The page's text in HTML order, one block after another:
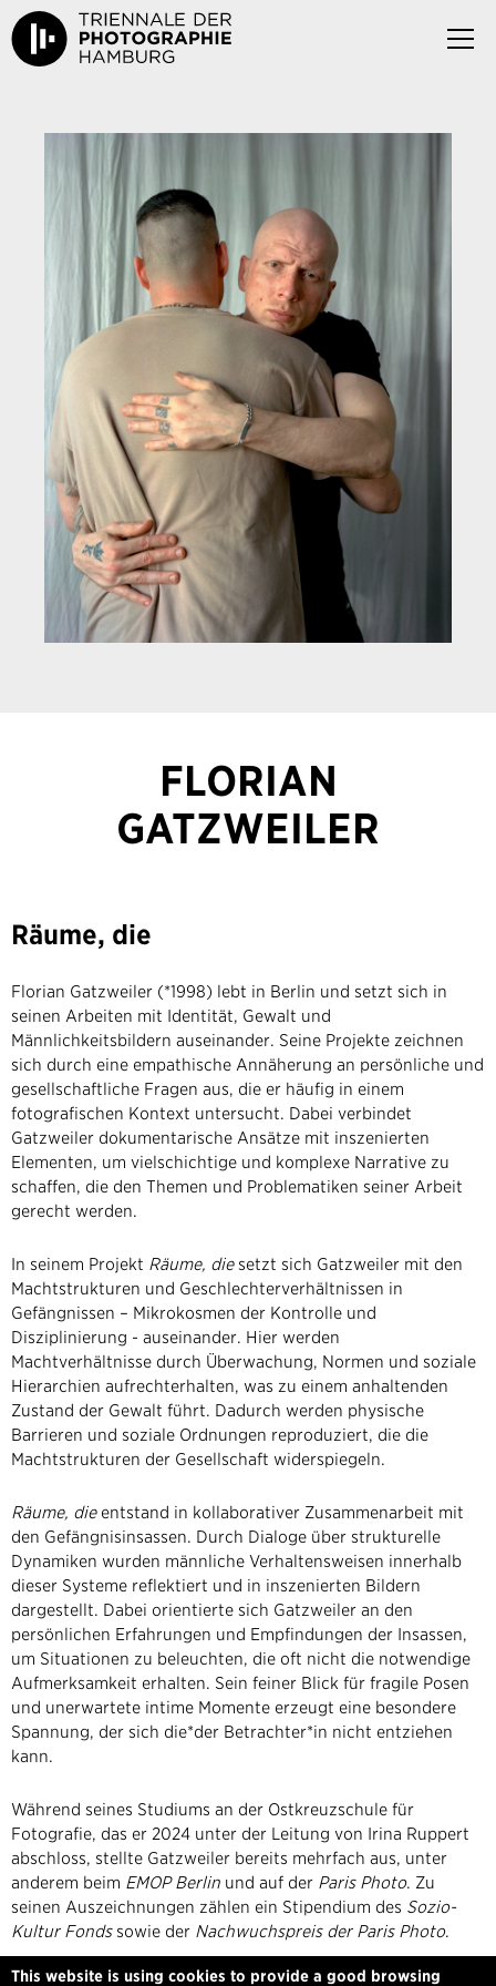
FLORIAN
GATZWEILER
Räume, die
Florian Gatzweiler (*1998) lebt in Berlin und setzt sich in
seinen Arbeiten mit Identität, Gewalt und
Männlichkeitsbildern auseinander. Seine Projekte zeichnen
sich durch eine empathische Annäherung an persönliche und
gesellschaftliche Fragen aus, die er häufig in einem
fotografischen Kontext untersucht. Dabei verbindet
Gatzweiler dokumentarische Ansätze mit inszenierten
Elementen, um vielschichtige und komplexe Narrative zu
schaffen, die den Themen und Problematiken seiner Arbeit
gerecht werden.
In seinem Projekt Räume, diesetzt sich Gatzweiler mit den
Machtstrukturen und Geschlechterverhältnissen in
Gefängnissen – Mikrokosmen der Kontrolle und
Disziplinierung - auseinander. Hier werden
Machtverhältnisse durch Überwachung, Normen und soziale
Hierarchien aufrechterhalten, was zu einem anhaltenden
Zustand der Gewalt führt. Dadurch werden physische
Barrieren und soziale Ordnungen reproduziert, die die
Machtstrukturen der Gesellschaft widerspiegeln.
Räume, die entstand in kollaborativer Zusammenarbeit mit
den Gefängnisinsassen. Durch Dialoge über strukturelle
Dynamiken wurden männliche Verhaltensweisen innerhalb
dieser Systeme reflektiert und in inszenierten Bildern
dargestellt. Dabei orientierte sich Gatzweiler an den
persönlichen Erfahrungen und Empfindungen der Insassen,
um Situationen zu beleuchten, die oft nicht die notwendige
Aufmerksamkeit erhalten. Sein feiner Blick für fragile Posen
und unerwartete intime Momente erzeugt eine besondere
Spannung, der sich die*der Betrachter*in nicht entziehen
kann.
Während seines Studiums an der Ostkreuzschule für
Fotografie, das er 2024 unter der Leitung von Irina Ruppert
abschloss, stellte Gatzweiler bereits mehrfach aus, unter
anderem beim EMOP Berlin und auf der Paris Photo. Zu
seinen Auszeichnungen zählen ein Stipendium des Sozio-
Kultur Fondssowie der Nachwuchspreis der Paris Photo.
This website is using cookies to provide a good browsing